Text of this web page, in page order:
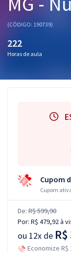
Graduação
OAB
Conteúdo
Atendimento
(CÓDIGO: 190739)
222
Horas de aula
Cupom
Cupom
De: R$ 599,90
Por: R$ 479,92à
ou 12x de
Economize R$